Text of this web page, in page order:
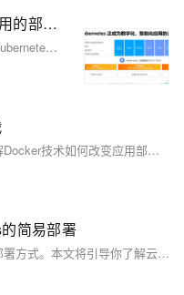
云原生AI加速生成式人工智能应用的部署构建
本文探讨了云原生技术背景下，尤其是Kubernetes和容器技术的发展，对模型推理服务带来的挑战与优化策略。文中详细介绍了Knative的弹性扩展机制，包括HPA和CronHPA，以及针对传统弹性扩展“滞后”问题提出的AHPA（高级弹性预测）。此外，文章重点介绍了Fluid项目，它通过分布式缓存优化了模型加载的I/O操作，显著缩短了推理服务的冷启动时间，特别是在处理大规模并发请求时表现出色。通过实际案例，展示了Fluid在vLLM和Qwen模型推理中的应用效果，证明了其在提高模型推理效率和响应速度方面的优势。
本文将带你走进云原生的世界，深入理解Docker技术如何改变应用部署与运维。我们将通过实际案例，展示如何利用Docker简化开发流程，提升应用的可移植性和伸缩性。文章不仅介绍基础概念，还提供操作指南和最佳实践，帮助你快速上手Docker，开启云原生的第一步。
简易部署
云原生技术正改变着现代应用的开发和部署方式。本文将引导你了解云原生的基础概念，并重点介绍如何使用Kubernetes进行容器编排。我们将通过一个简易的示例来展示如何快速启动一个Kubernetes集群，并在其上运行一个简单的应用。无论你是云原生新手还是希望扩展现有知识，本文都将为你提供实用的信息和启发性的见解。